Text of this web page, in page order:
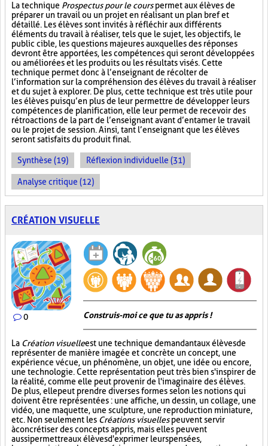
La technique Prospectus pour le courspermet aux élèves de
préparer un travail ou un projet en réalisant un plan bref et
détaillé. Les élèves sont invités à réfléchir aux différents
éléments du travail à réaliser, tels que le sujet, les objectifs, le
public cible, les questions majeures auxquelles des réponses
devront être apportées, les compétences qui seront développées
ou améliorées et les produits ou les résultats visés. Cette
technique permet donc à l’enseignant de récolter de
l’information sur la compréhension des élèves du travail à réaliser
et du sujet à explorer. De plus, cette technique est très utile pour
les élèves puisqu’en plus de leur permettre de développer leurs
compétences de planification, elle leur permet de recevoir des
rétroactions de la part de l’enseignant avant d’entamer le travail
ou le projet de session. Ainsi, tant l’enseignant que les élèves
seront satisfaits du produit final.
Synthèse (19) Réflexion individuelle (31)
Analyse critique (12)
CRÉATION VISUELLE
0 Construis-moi ce que tu as appris !
La Création visuelleest une technique demandant aux élèves de
représenter de manière imagée et concrète un concept, une
expérience vécue, un phénomène, un objet, une idée ou encore,
une technologie. Cette représentation peut très bien s'inspirer de
la réalité, comme elle peut provenir de l'imaginaire des élèves.
De plus, elle peut prendre diverses formes selon les notions qui
doivent être représentées : une affiche, un dessin, un collage, une
vidéo, une maquette, une sculpture, une reproduction miniature,
etc. Non seulement les Créations visuellespeuvent servir
à concrétiser des concepts appris, mais elles peuvent
aussi permettre aux élèves d'exprimer leurs pensées,